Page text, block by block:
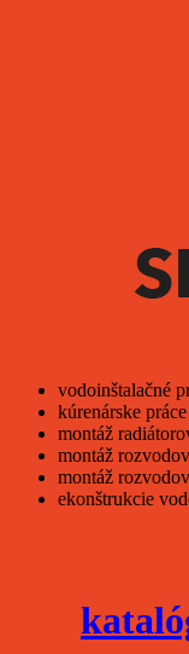
vodoinštalačné
kúrenárske práce
montáž
montáž
montáž
ekonštrukcie